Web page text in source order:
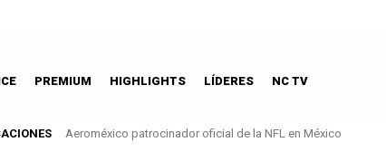
PREMIUM HIGHLIGHTS LÍDERES NC TV
Aeroméxico patrocinador oficial de la NFL en México
La guía imperdible de dónde comer chiles en nogada